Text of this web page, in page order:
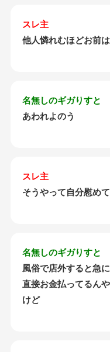
スレ主
他人憐れむほどお前
名無しのギガりすと
あわれよのう
スレ主
そうやって自分慰め
名無しのギガりすと
風俗で店外すると急
直接お金払ってるん
けど